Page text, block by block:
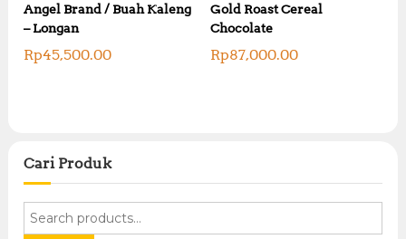
Angel Brand / Buah Kaleng
– Longan
Rp45,500.00
Gold Roast Cereal
Chocolate
Rp87,000.00
Cari Produk